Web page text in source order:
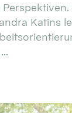
Katins